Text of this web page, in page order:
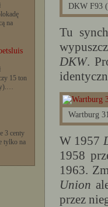
na
15 ton
3 centy
tylko na
DKW F93
Tu
DKW.
Wartburg
W 1957
1958
1963.
Union
przez